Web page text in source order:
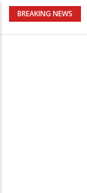
BREAKING NEWS